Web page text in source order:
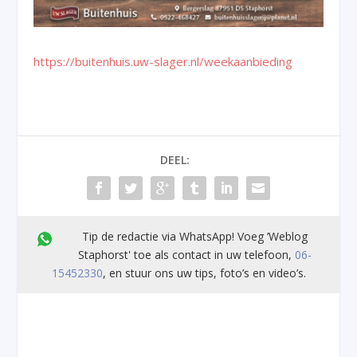
https://buitenhuis.uw-slager.nl/weekaanbieding
DEEL:
Tip de redactie via WhatsApp! Voeg ’Weblog
Staphorst' toe als contact in uw telefoon, 06-
15452330, en stuur ons uw tips, foto’s en video’s.